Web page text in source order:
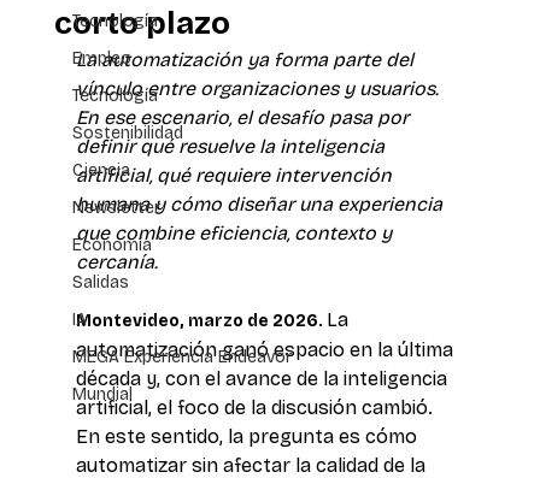
Tecnología
Empleo
Tecnología
Sostenibilidad
Ciencia
Newsletter
Economía
Salidas
IA
MEGA Experiencia Endeavor
Mundial
corto plazo
La automatización ya forma parte del
vínculo entre organizaciones y usuarios.
En ese escenario, el desafío pasa por
definir qué resuelve la inteligencia
artificial, qué requiere intervención
humana y cómo diseñar una experiencia
que combine eficiencia, contexto y
cercanía.
Montevideo, marzo de 2026. La
automatización ganó espacio en la última
década y, con el avance de la inteligencia
artificial, el foco de la discusión cambió.
En este sentido, la pregunta es cómo
automatizar sin afectar la calidad de la